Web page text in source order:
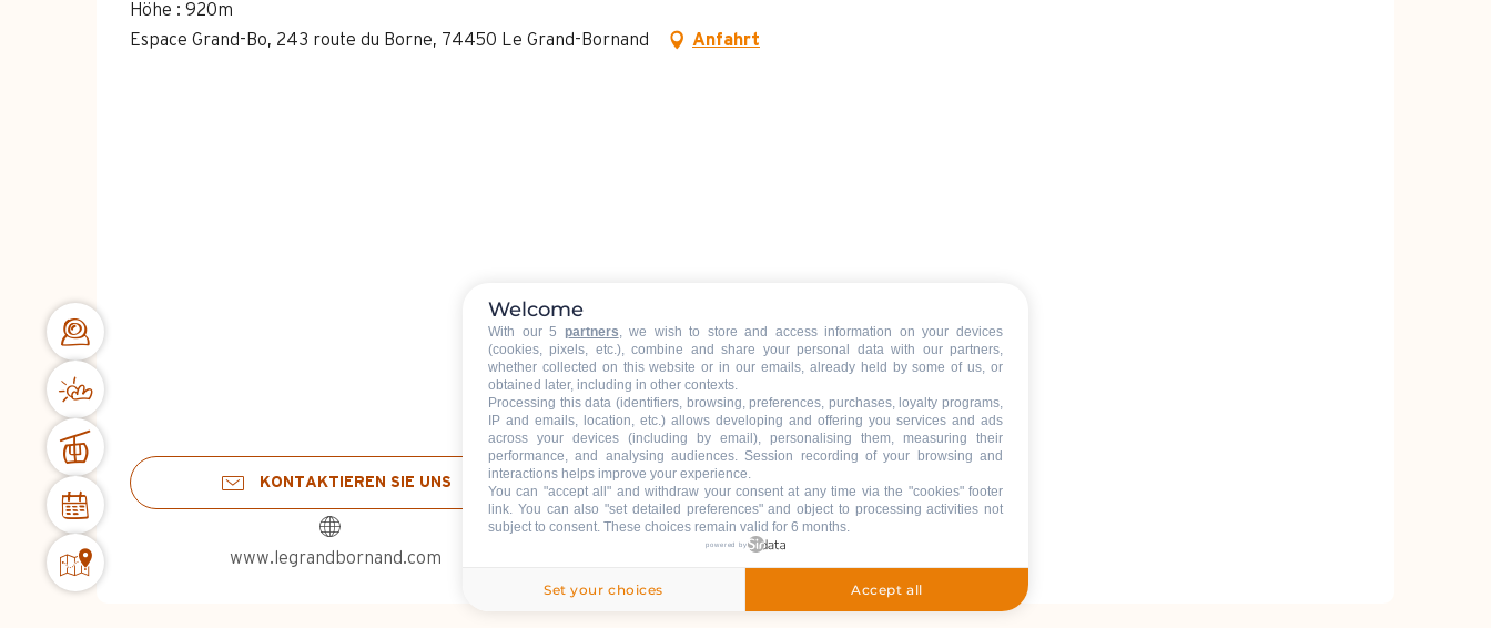
Höhe : 920m
Espace Grand-Bo, 243 route du Borne, 74450 Le Grand-Bornand
Anfahrt
KONTAKTIEREN SIE UNS
www.legrandbornand.com
Gesprochene Sprachen
Gesprochene Sprachen
Welcome
With our 5 partners, we wish to store and access information on your devices
(cookies, pixels, etc.), combine and share your personal data with our partners,
whether collected on this website or in our emails, already held by some of us, or
obtained later, including in other contexts.
Processing this data (identifiers, browsing, preferences, purchases, loyalty programs,
IP and emails, location, etc.) allows developing and offering you services and ads
across your devices (including by email), personalising them, measuring their
performance, and analysing audiences. Session recording of your browsing and
interactions helps improve your experience.
You can "accept all" and withdraw your consent at any time via the "cookies" footer
link. You can also "set detailed preferences" and object to processing activities not
subject to consent. These choices remain valid for 6 months.
powered by
Set your choices Accept all